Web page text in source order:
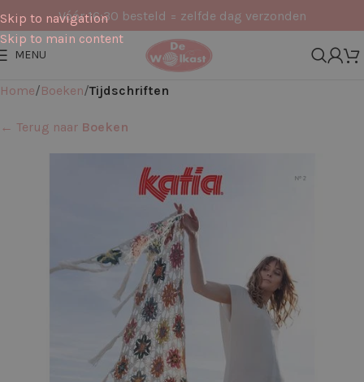
Skip to navigation
Skip to main content
Vóór 16:30 besteld = zelfde dag verzonden
MENU
Home Boeken Tijdschriften
← Terug naar Boeken